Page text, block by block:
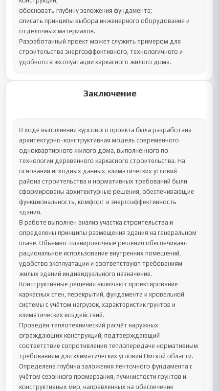
обосновать глубину заложения фундамента;
описать принципы выбора инженерного оборудования и
отделочных материалов.
Разработанный проект может служить примером для
строительства энергоэффективного, технологичного и
удобного в эксплуатации каркасного жилого дома.
Заключение
В ходе выполнения курсового проекта была разработана
архитектурно-конструктивная модель современного
одноквартирного жилого дома, выполненного по
технологии деревянного каркасного строительства. На
основании исходных данных, климатических условий
района строительства и нормативных требований были
сформированы архитектурные решения, обеспечивающие
функциональность, комфорт и энергоэффективность
здания.
В работе выполнен анализ участка строительства и
определены принципы размещения здания на генеральном
плане. Объёмно-планировочные решения обеспечивают
рациональное использование внутренних помещений,
удобство эксплуатации и соответствуют требованиям
жилых зданий индивидуального назначения.
Конструктивные решения включают проектирование
каркасных стен, перекрытий, фундамента и кровельной
системы с учётом нагрузок, характеристик грунтов и
климатических воздействий.
Проведён теплотехнический расчёт наружных
ограждающих конструкций, подтверждающий
соответствие сопротивления теплопередаче нормативным
требованиям для климатических условий Омской области.
Определена глубина заложения ленточного фундамента с
учётом сезонного промерзания, пучинистости грунтов и
конструктивных мер, направленных на обеспечение